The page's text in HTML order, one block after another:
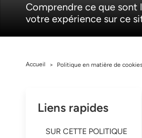
Comprendre ce que sont
votre expérience sur ce
Accueil > Politique en matière de cookies
Liens rapides
SUR CETTE POLITIQUE